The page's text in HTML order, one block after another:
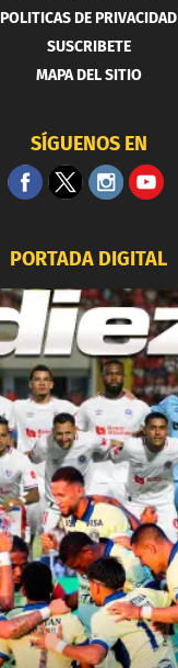
POLITICAS DE PRIVACIDAD
SUSCRIBETE
MAPA DEL SITIO
SÍGUENOS EN
PORTADA DIGITAL